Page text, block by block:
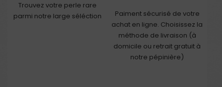
Trouvez votre perle rare
parmi notre large séléction
Paiment sécurisé de votre
achat en ligne. Choisissez la
méthode de livraison (à
domicile ou retrait gratuit à
notre pépinière)